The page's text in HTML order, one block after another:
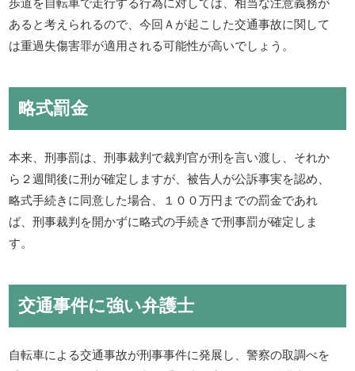
あると考えられるので、今回Ａが起こした交通事故に関して
は重過失傷害罪が適用される可能性が高いでしょう。
略式罰金
本来、刑事罰は、刑事裁判で裁判官が刑を言い渡し、それか
ら２週間後に刑が確定しますが、被告人が公訴事実を認め、
略式手続きに同意した場合、１００万円までの罰金であれ
ば、刑事裁判を開かずに略式の手続きで刑事罰が確定しま
す。
交通事件に強い弁護士
自転車による交通事故が刑事事件に発展し、警察の取調べを